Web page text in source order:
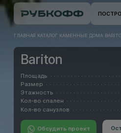
ГЛАВНАЯ КАТАЛОГ КАМЕННЫЕ ДОМА
Bariton
Площадь
Размер
Этажность
Кол-во спален
Кол-во санузлов
Обсудить проект